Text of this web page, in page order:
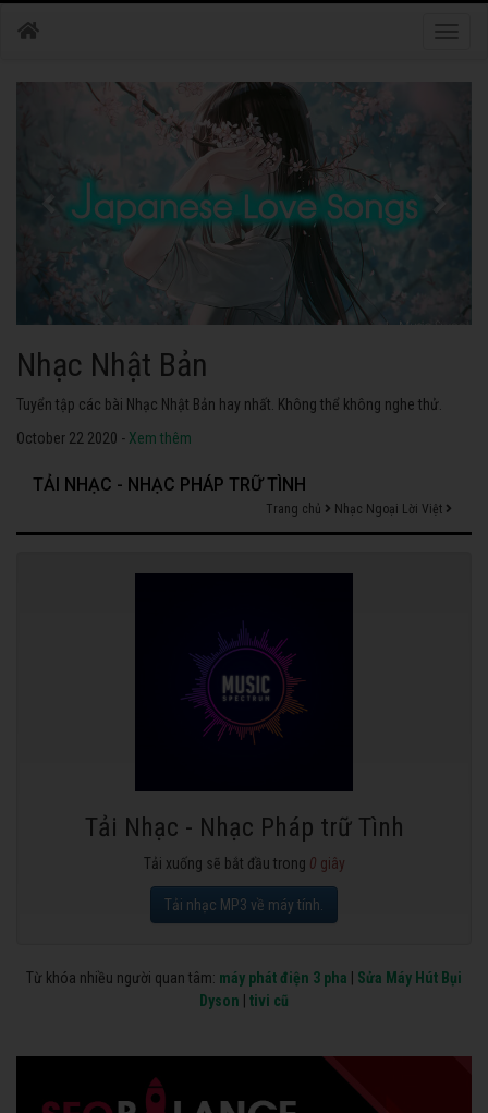
Nhạc Nhật Bản
Tuyển tập các bài Nhạc Nhật Bản hay nhất. Không thể không nghe thử.
October 22 2020 - Xem thêm
TẢI NHẠC - NHẠC PHÁP TRỮ TÌNH
Trang chủ Nhạc Ngoại Lời Việt
Tải Nhạc - Nhạc Pháp trữ Tình
Tải xuống sẽ bắt đầu trong 0 giây
Tải nhạc MP3 về máy tính.
Từ khóa nhiều người quan tâm: máy phát điện 3 pha
Sửa Máy Hút Bụi
Dyson
tivi cũ